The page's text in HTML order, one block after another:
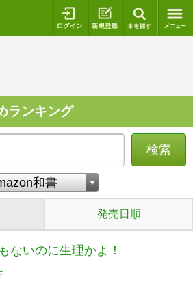
ログイン 新規登録
ランキング
検索
発売日順
ないのに生理かよ！